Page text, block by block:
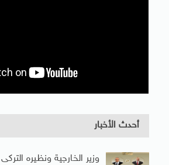
أحدث الأخبار
وزير الخارجية ونظيره